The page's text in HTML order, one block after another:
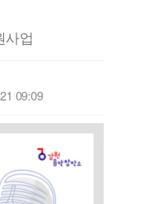
사업
09:09